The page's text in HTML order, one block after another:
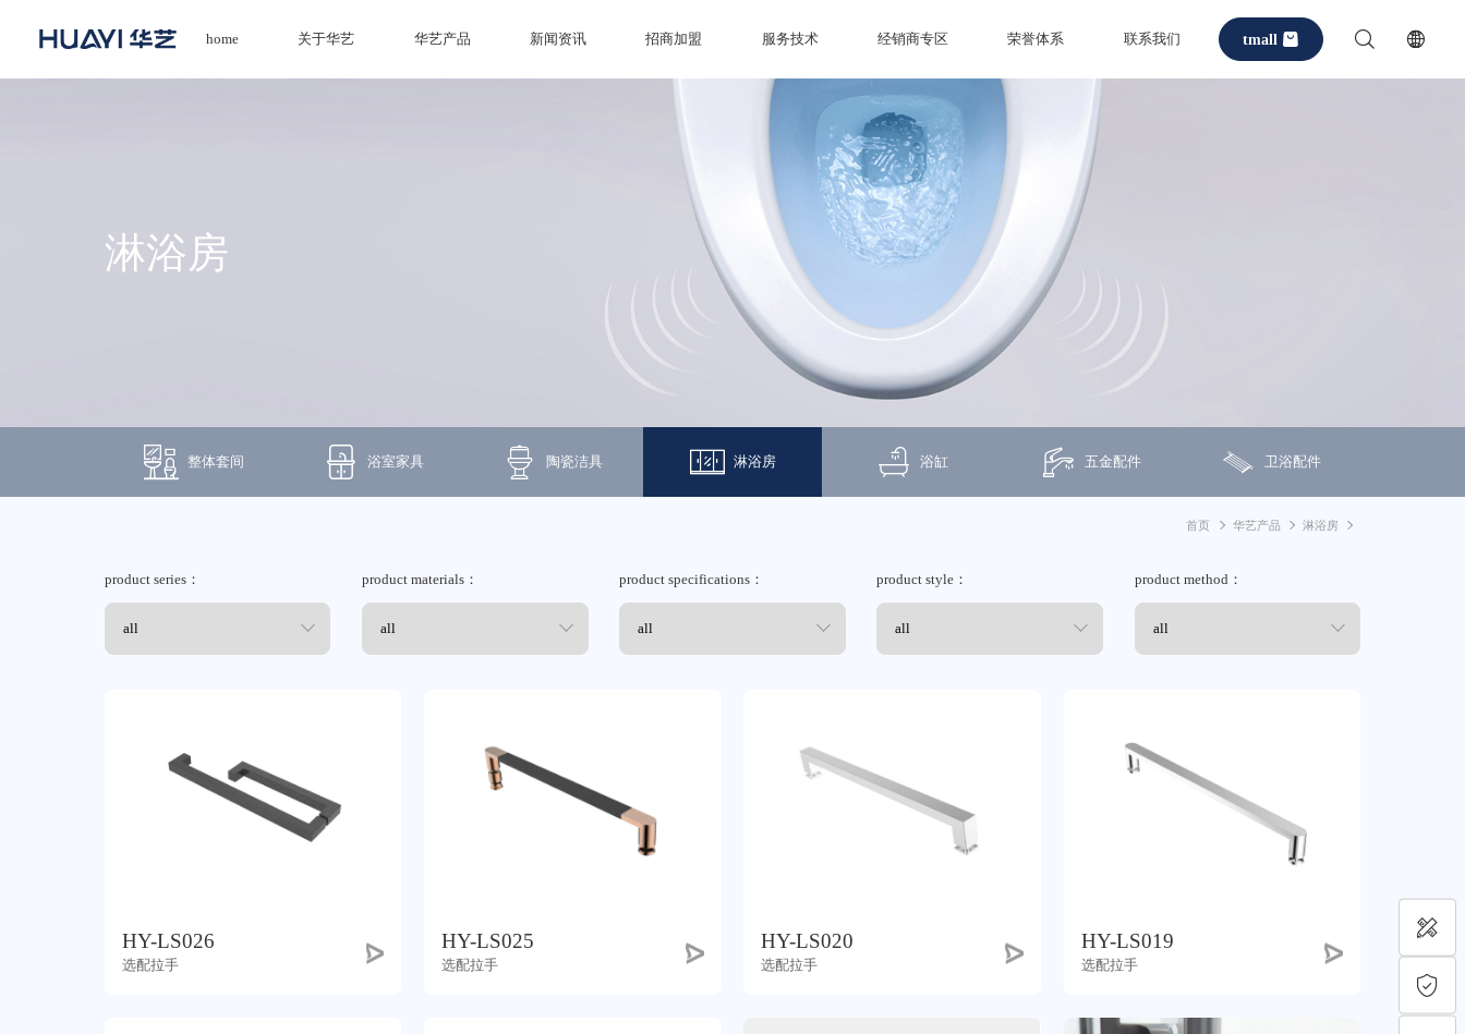
home
经销商专区
home 关于华艺 华艺产品 新闻资讯 招商加盟 服务技术 经销商专区 荣誉体系 联系我们 tmall
淋浴房
整体套间 浴室家具 陶瓷洁具 淋浴房 浴缸 五金配件 卫浴配件
首页 华艺产品 淋浴房
product series： product materials： product specifications： product style： product method：
HY-LS026
选配拉手
HY-LS025
选配拉手
HY-LS020
选配拉手
HY-LS019
选配拉手